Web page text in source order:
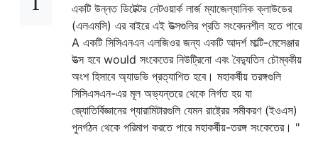
একটি উন্নত ডিটেক্টর নেটওয়ার্ক লার্জ ম্যাজেল্যানিক ক্লাউডের
(এলএমসি) এর বাইরে এই উত্সগুলির প্রতি সংবেদনশীল হতে পারে
A একটি সিসিএনএন এলজিওর জন্য একটি আদর্শ মাল্টি-মেসেঞ্জার
উত্স হবে would সংকেতের নিউট্রিনো এবং বৈদ্যুতিন চৌম্বকীয়
অংশ হিসাবে অ্যাডভি প্রত্যাশিত হবে। মহাকর্ষীয় তরঙ্গগুলি
সিসিএসএন-এর মূল অভ্যন্তরে থেকে নির্গত হয় যা
জ্যোতির্বিজ্ঞানের প্যারামিটারগুলি যেমন রাষ্ট্রের সমীকরণ (ইওএস)
পুনর্গঠন থেকে পরিমাপ করতে পারে মহাকর্ষীয়-তরঙ্গ সংকেতের। "